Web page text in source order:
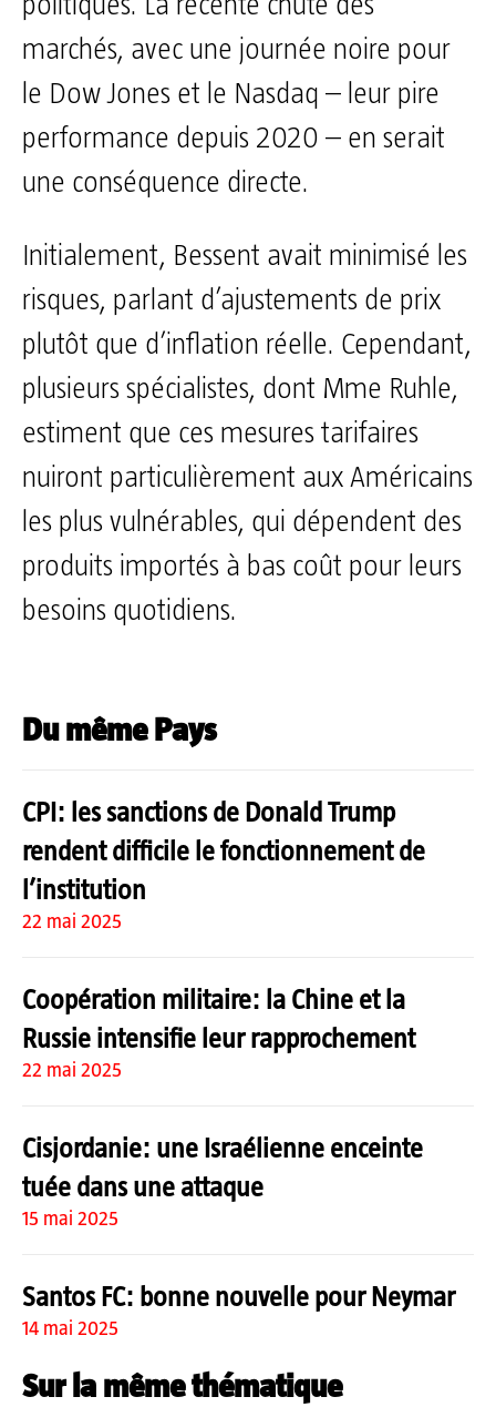
marchés, avec une journée noire pour
le Dow Jones et le Nasdaq – leur pire
performance depuis 2020 – en serait
une conséquence directe.
Initialement, Bessent avait minimisé les
risques, parlant d’ajustements de prix
plutôt que d’inflation réelle. Cependant,
plusieurs spécialistes, dont Mme Ruhle,
estiment que ces mesures tarifaires
nuiront particulièrement aux Américains
les plus vulnérables, qui dépendent des
produits importés à bas coût pour leurs
besoins quotidiens.
Du même Pays
CPI: les sanctions de Donald Trump
rendent difficile le fonctionnement de
l’institution
22 mai 2025
Coopération militaire: la Chine et la
Russie intensifie leur rapprochement
22 mai 2025
Cisjordanie: une Israélienne enceinte
tuée dans une attaque
15 mai 2025
Santos FC: bonne nouvelle pour Neymar
14 mai 2025
Sur la même thématique